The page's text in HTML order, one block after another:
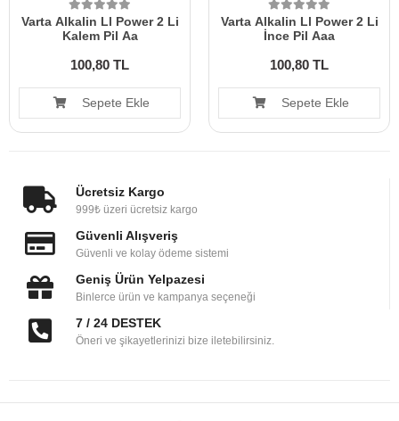
Varta Alkalin Ll Power 2 Li
Kalem Pil Aa
100,80 TL
Sepete Ekle
Varta Alkalin Ll Power 2 Li
İnce Pil Aaa
100,80 TL
Sepete Ekle
Ücretsiz Kargo
999₺ üzeri ücretsiz kargo
Güvenli Alışveriş
Güvenli ve kolay ödeme sistemi
Geniş Ürün Yelpazesi
Binlerce ürün ve kampanya seçeneği
7 / 24 DESTEK
Öneri ve şikayetlerinizi bize iletebilirsiniz.